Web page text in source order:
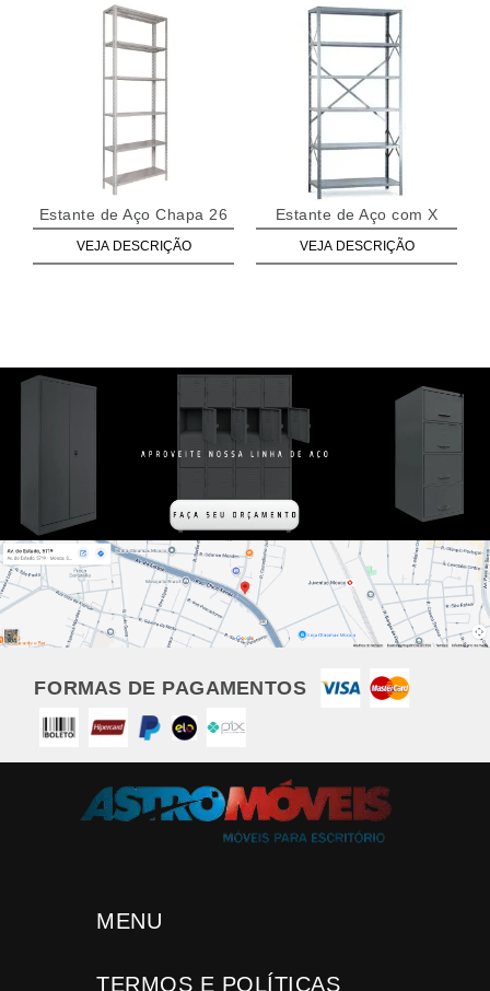
Estante de Aço Chapa 26
VEJA DESCRIÇÃO
Estante de Aço com X
VEJA DESCRIÇÃO
FORMAS DE PAGAMENTOS
MENU
TERMOS E POLÍTICAS